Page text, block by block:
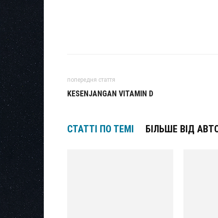
попередня стаття
KESENJANGAN VITAMIN D
СТАТТІ ПО ТЕМІ БІЛЬШЕ ВІД